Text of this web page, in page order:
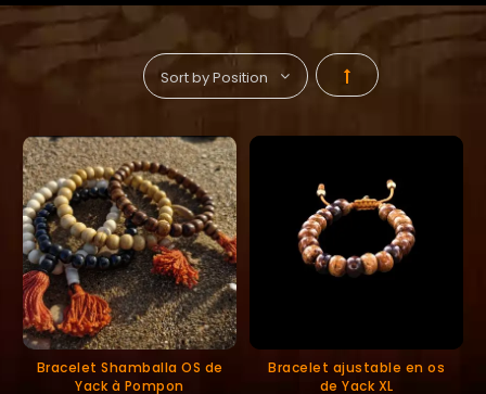
Par
Bracelet Shamballa OS de
Yack à Pompon
Bracelet ajustable en os
de Yack XL